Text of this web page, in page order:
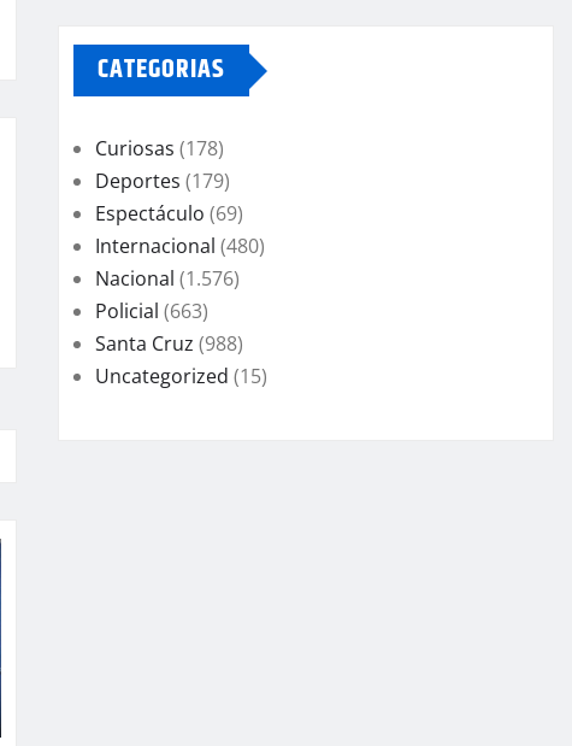
CATEGORIAS
Curiosas (178)
Deportes (179)
Espectáculo (69)
Internacional (480)
Nacional (1.576)
Policial (663)
Santa Cruz (988)
Uncategorized (15)